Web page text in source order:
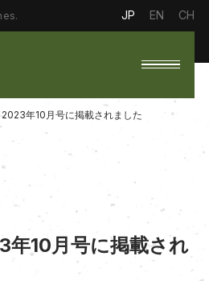
JP EN CH
2023年10月号に掲載されました
10月号に掲載され